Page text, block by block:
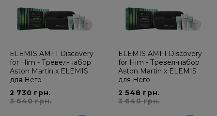
ELEMIS AMF1 Discovery
for Him - Тревел-набор
Aston Martin x ELEMIS
для Него
2 730 грн.
3 640 грн.
ELEMIS AMF1 Discovery
for Him - Тревел-набор
Aston Martin x ELEMIS
для Него
2 548 грн.
3 640 грн.